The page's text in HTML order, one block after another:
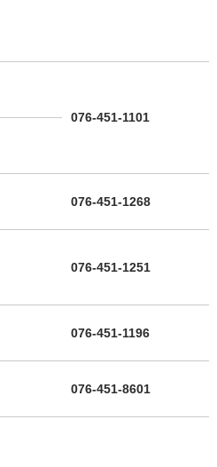
076-451-1101
076-451-1268
076-451-1251
076-451-1196
076-451-8601